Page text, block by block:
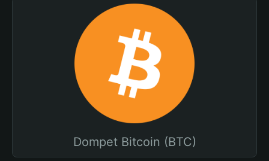
Dompet Bitcoin (BTC)